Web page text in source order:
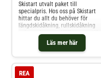
Läs mer här
Skistart utvalt paket till
specialpris. Hos oss på Skistart
hittar du allt du behöver för
längdskidåkning, rullskidåkning
och mycket mer. Välkommen till
REA